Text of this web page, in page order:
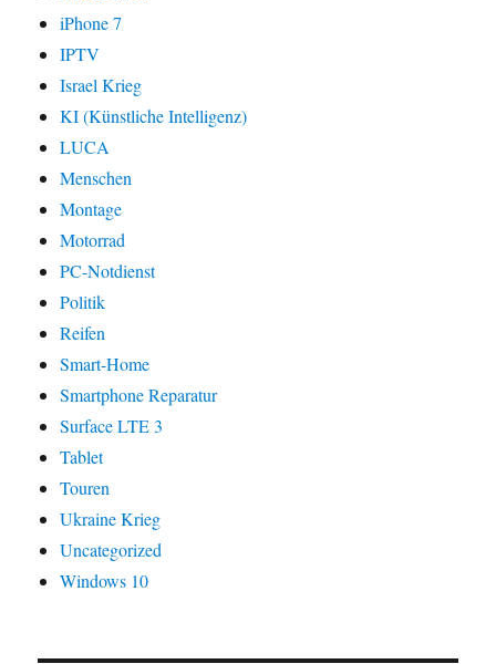
iPhone 7
IPTV
Israel Krieg
KI (Künstliche Intelligenz)
LUCA
Menschen
Montage
Motorrad
PC-Notdienst
Politik
Reifen
Smart-Home
Smartphone Reparatur
Surface LTE 3
Tablet
Touren
Ukraine Krieg
Uncategorized
Windows 10